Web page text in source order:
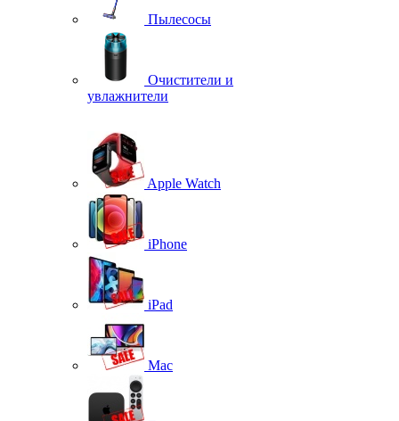
Пылесосы
Очистители и
увлажнители
Apple Watch
iPhone
iPad
Mac